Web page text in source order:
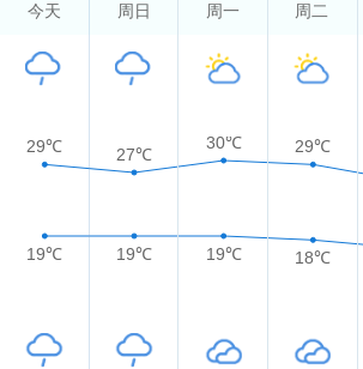
今天 周日 周一 周二
29℃ 27℃
30℃
29℃
19℃ 19℃ 19℃ 18℃